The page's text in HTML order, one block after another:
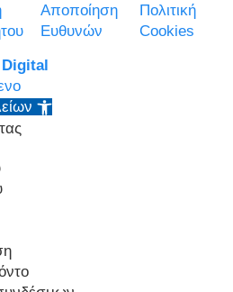
Αποποίηση
Ευθυνών
Πολιτική
Cookies